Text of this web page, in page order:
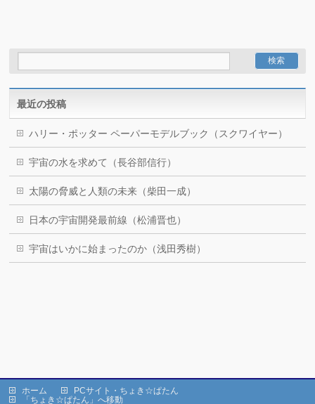
最近の投稿
ハリー・ポッター ペーパーモデルブック（スクワイヤー）
宇宙の水を求めて（長谷部信行）
太陽の脅威と人類の未来（柴田一成）
日本の宇宙開発最前線（松浦晋也）
宇宙はいかに始まったのか（浅田秀樹）
ホーム
PCサイト・ちょき☆ぱたん
「ちょき☆ぱたん」へ移動